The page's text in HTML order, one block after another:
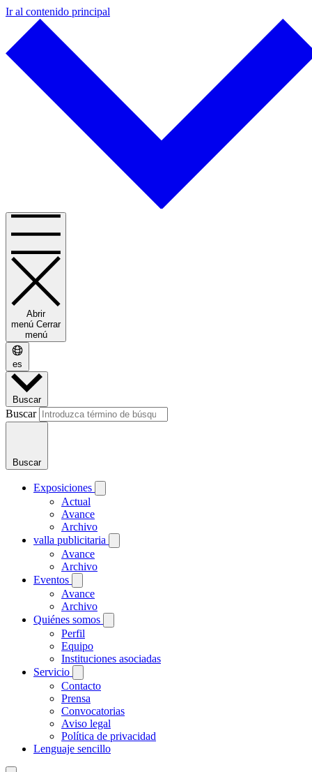
Ir al contenido principal
Abrir
menú Cerrar
menú
es
Buscar
Buscar
Buscar
Exposiciones
Actual
Avance
Archivo
valla publicitaria
Avance
Archivo
Eventos
Avance
Archivo
Quiénes somos
Perfil
Equipo
Instituciones asociadas
Servicio
Contacto
Prensa
Convocatorias
Aviso legal
Política de privacidad
Lenguaje sencillo